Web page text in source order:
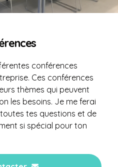
conférences
Ces conférences
thèmes qui peuvent
les besoins. Je me ferai
tes questions et de
si spécial pour ton